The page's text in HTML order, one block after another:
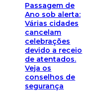
Passagem de
Ano sob alerta:
Várias cidades
cancelam
celebrações
devido a receio
de atentados.
Veja os
conselhos de
segurança